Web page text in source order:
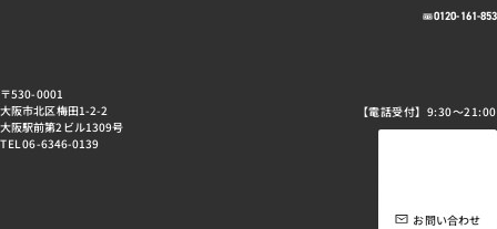
〒530-0001
大阪市北区梅田1-2-2
大阪駅前第2ビル1309号
TEL 06-6346-0139
0120-161-853
【電話受付】9:30～21:00
お問い合わせ